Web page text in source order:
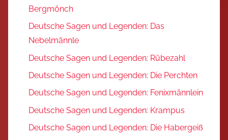
Bergmönch
Deutsche Sagen und Legenden: Das
Nebelmännle
Deutsche Sagen und Legenden: Rübezahl
Deutsche Sagen und Legenden: Die Perchten
Deutsche Sagen und Legenden: Fenixmännlein
Deutsche Sagen und Legenden: Krampus
Deutsche Sagen und Legenden: Die Habergeiß